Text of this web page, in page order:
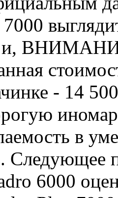
и,
- 14
в
Следующее
6000